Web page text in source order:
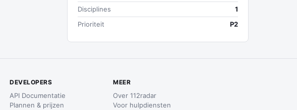
Disciplines
1
Prioriteit
P2
DEVELOPERS
API Documentatie
Plannen & prijzen
MEER
Over 112radar
Voor hulpdiensten